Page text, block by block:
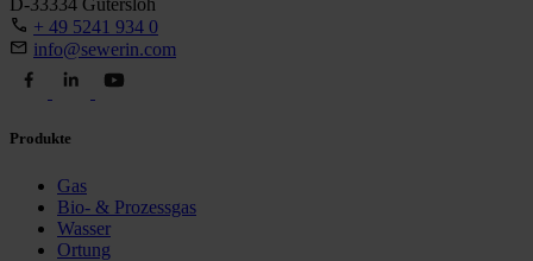
D-33334 Gütersloh
+ 49 5241 934 0
info@sewerin.com
Produkte
Gas
Bio- & Prozessgas
Wasser
Ortung